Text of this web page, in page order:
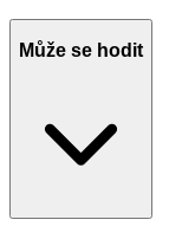
Může se hodit